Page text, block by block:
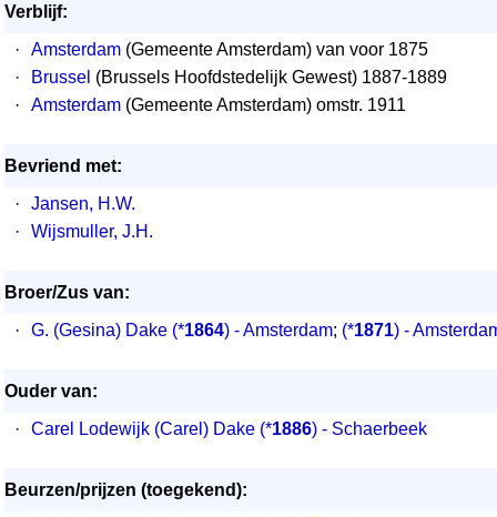
Verblijf:
·
Amsterdam (Gemeente Amsterdam) van voor 1875
·
Brussel (Brussels Hoofdstedelijk Gewest) 1887-1889
·
Amsterdam (Gemeente Amsterdam) omstr. 1911
Bevriend met:
·
Jansen, H.W.
·
Wijsmuller, J.H.
Broer/Zus van:
·
G. (Gesina) Dake (*1864) - Amsterdam; (*1871) -
Ouder van:
·
Carel Lodewijk (Carel) Dake (*1886) - Schaerbeek
Beurzen/prijzen (toegekend):